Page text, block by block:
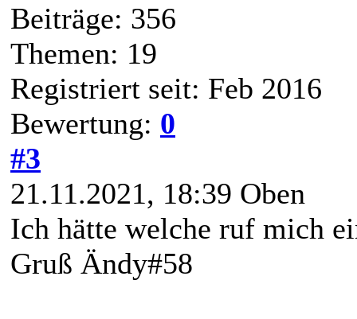
Beiträge: 356
Themen: 19
Registriert seit: Feb 2016
Bewertung: 0
#3
21.11.2021, 18:39 Oben
Ich hätte welche ruf mich
Gruß Ändy#58